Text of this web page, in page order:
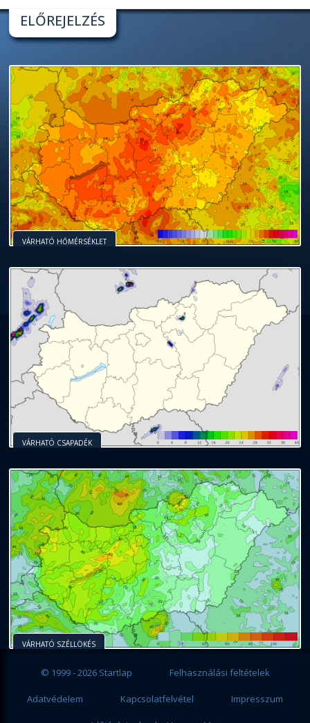
ELŐREJELZÉS
VÁRHATÓ HŐMÉRSÉKLET
VÁRHATÓ CSAPADÉK
VÁRHATÓ SZÉLLÖKÉS
© 1999 - 2026 Startlap Felhasználási feltételek
Adatvédelem Kapcsolatfelvétel Impresszum